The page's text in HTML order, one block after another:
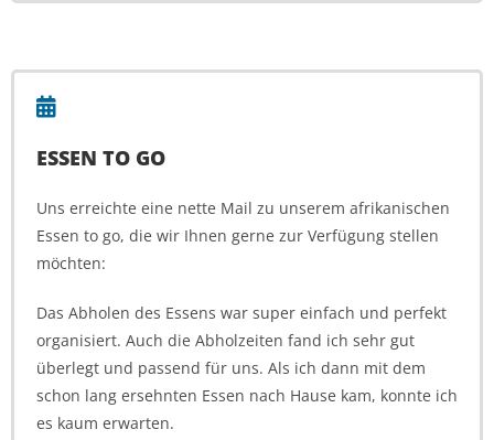
ESSEN TO GO
Uns erreichte eine nette Mail zu unserem afrikanischen
Essen to go, die wir Ihnen gerne zur Verfügung stellen
möchten:
Das Abholen des Essens war super einfach und perfekt
organisiert. Auch die Abholzeiten fand ich sehr gut
überlegt und passend für uns. Als ich dann mit dem
schon lang ersehnten Essen nach Hause kam, konnte ich
es kaum erwarten.